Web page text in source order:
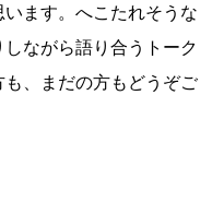
ます。へこたれそうな
ながら語り合うトーク
、まだの方もどうぞご